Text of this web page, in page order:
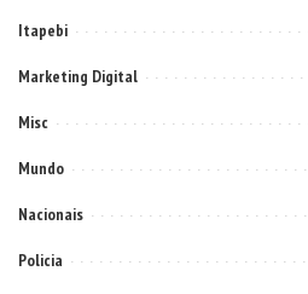
Itapebi
Marketing Digital
Misc
Mundo
Nacionais
Policia